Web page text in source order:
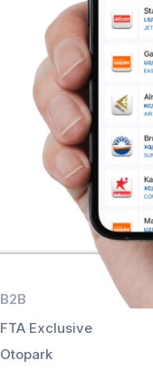
B2B
FTA Exclusive
Otopark